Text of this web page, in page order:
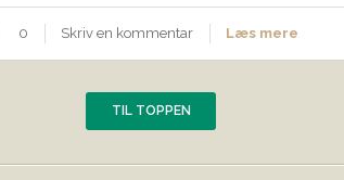
0 Skriv en kommentar Læs mere
TIL TOPPEN